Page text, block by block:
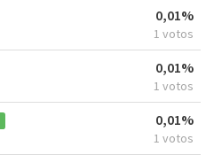
0,01%
1 votos
0,01%
1 votos
0,01%
1 votos